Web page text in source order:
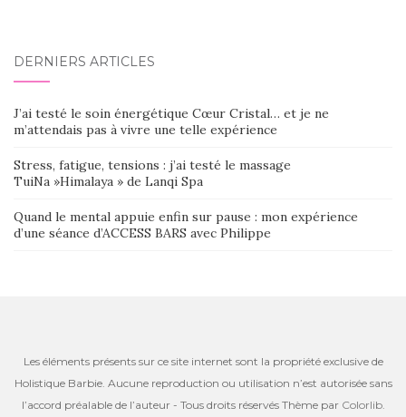
DERNIERS ARTICLES
J’ai testé le soin énergétique Cœur Cristal… et je ne
m’attendais pas à vivre une telle expérience
Stress, fatigue, tensions : j’ai testé le massage
TuiNa »Himalaya » de Lanqi Spa
Quand le mental appuie enfin sur pause : mon expérience
d’une séance d’ACCESS BARS avec Philippe
Les éléments présents sur ce site internet sont la propriété exclusive de
Holistique Barbie. Aucune reproduction ou utilisation n’est autorisée sans
l’accord préalable de l’auteur - Tous droits réservés Thème par Colorlib.